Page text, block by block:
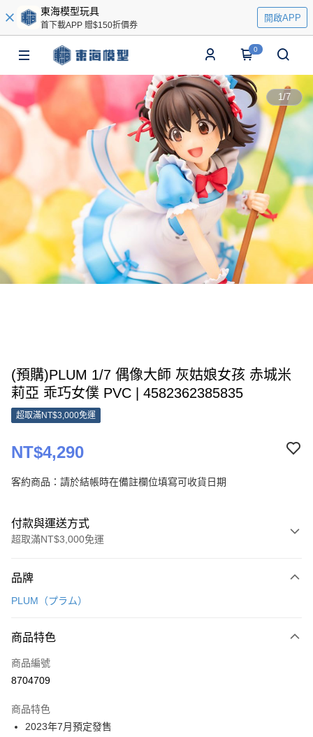
東海模型玩具
首下載APP 贈$150折價券
開啟APP
0
1/7
(預購)PLUM 1/7 偶像大師 灰姑娘女孩 赤城米
莉亞 乖巧女僕 PVC | 4582362385835
超取滿NT$3,000免運
NT$4,290
客約商品：請於結帳時在備註欄位填寫可收貨日期
付款與運送方式
超取滿NT$3,000免運
信用卡一次付款
Google Pay
全盈+PAY
相關說明
【大哥付你分期使用說明】
ATM付款
品牌
PLUM（プラム）
商品特色
商品編號
8704709
商品特色
2023年7月預定發售